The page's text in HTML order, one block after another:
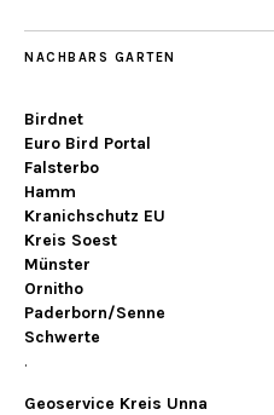
NACHBARS GARTEN
Birdnet
Euro Bird Portal
Falsterbo
Hamm
Kranichschutz EU
Kreis Soest
Münster
Ornitho
Paderborn/Senne
Schwerte
.
Geoservice Kreis Unna